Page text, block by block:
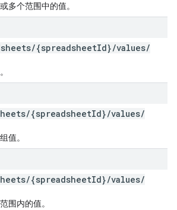
多个范围中的值。
/{spreadsheetId}/values/
/{spreadsheetId}/values/
值。
/{spreadsheetId}/values/
围内的值。